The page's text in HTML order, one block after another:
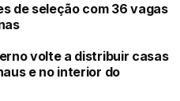
de seleção com 36 vagas
volte a distribuir casas
e no interior do